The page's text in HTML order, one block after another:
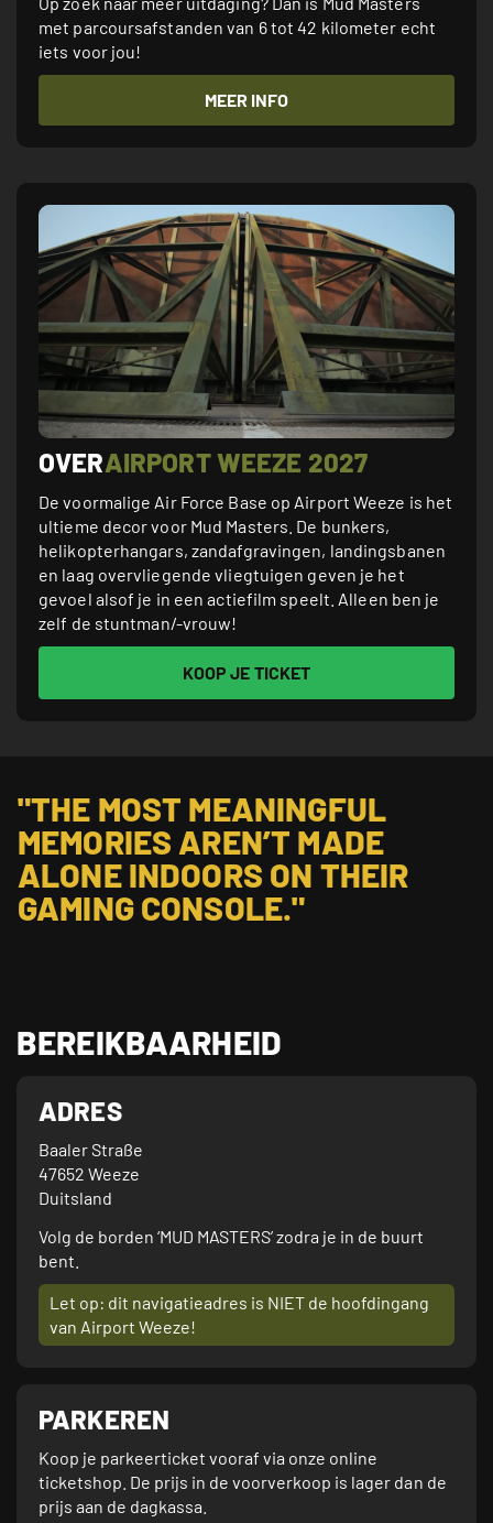
met parcoursafstanden van 6 tot 42 kilometer echt
iets voor jou!
MEER INFO
OVERAIRPORT WEEZE 2027
De voormalige Air Force Base op Airport Weeze is het
ultieme decor voor Mud Masters. De bunkers,
helikopterhangars, zandafgravingen, landingsbanen
en laag overvliegende vliegtuigen geven je het
gevoel alsof je in een actiefilm speelt. Alleen ben je
zelf de stuntman/-vrouw!
KOOP JE TICKET
"THE MOST MEANINGFUL
MEMORIES AREN’T MADE
ALONE INDOORS ON THEIR
GAMING CONSOLE."
BEREIKBAARHEID
ADRES
Baaler Straße
47652 Weeze
Duitsland
Volg de borden ‘MUD MASTERS’ zodra je in de buurt
bent.
Let op: dit navigatieadres is NIET de hoofdingang
van Airport Weeze!
PARKEREN
Koop je parkeerticket vooraf via onze online
ticketshop. De prijs in de voorverkoop is lager dan de
prijs aan de dagkassa.